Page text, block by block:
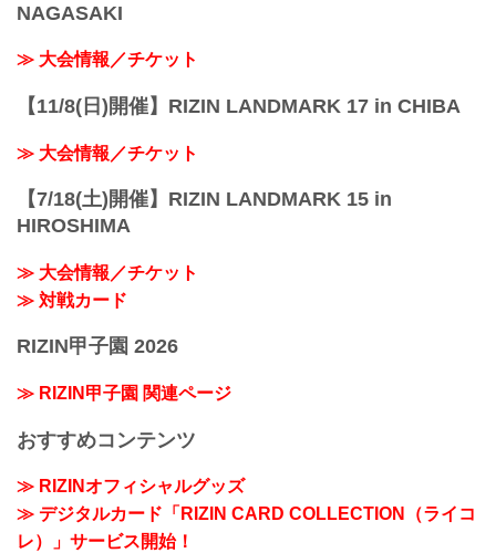
NAGASAKI
≫ 大会情報／チケット
【11/8(日)開催】RIZIN LANDMARK 17 in CHIBA
≫ 大会情報／チケット
【7/18(土)開催】RIZIN LANDMARK 15 in
HIROSHIMA
≫ 大会情報／チケット
≫ 対戦カード
RIZIN甲子園 2026
≫ RIZIN甲子園 関連ページ
おすすめコンテンツ
≫ RIZINオフィシャルグッズ
≫ デジタルカード「RIZIN CARD COLLECTION（ライコ
レ）」サービス開始！